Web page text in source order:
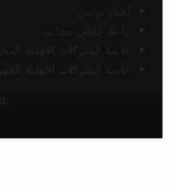
أخبار تونس
رابط خلفي مجاني
قائمة الشركات الأهلية
قائمة الشركات الأهلية